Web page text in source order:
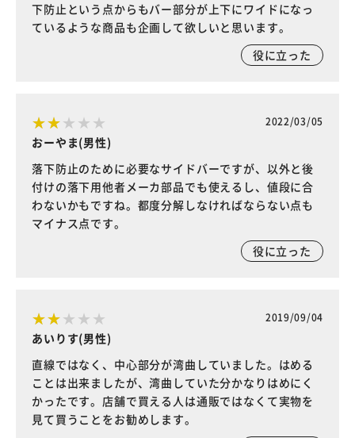
下防止という点からもバー部分が上下にワイドになっ
ているような商品も企画して欲しいと思います。
役に立った
2022/03/05
おーやま(男性)
落下防止のために必要なサイドバーですが、以外と後
付けの落下用他者メーカ部品でも使えるし、値段に合
わないかもですね。都度分解しなければならない点も
マイナス点です。
役に立った
2019/09/04
あいりす(男性)
直線ではなく、中心部分が湾曲していました。はめる
ことは出来ましたが、湾曲していた分かなりはめにく
かったです。店舗で買える人は通販ではなくて実物を
見て買うことをお勧めします。